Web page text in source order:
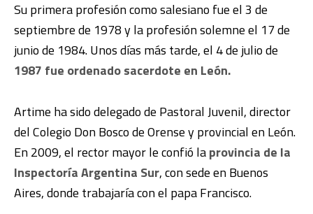
Su primera profesión como salesiano fue el 3 de
septiembre de 1978 y la profesión solemne el 17 de
junio de 1984. Unos días más tarde, el 4 de julio de
1987 fue ordenado sacerdote en León.
Artime ha sido delegado de Pastoral Juvenil, director
del Colegio Don Bosco de Orense y provincial en León.
En 2009, el rector mayor le confió laprovincia de la
Inspectoría Argentina Sur, con sede en Buenos
Aires, donde trabajaría con el papa Francisco.